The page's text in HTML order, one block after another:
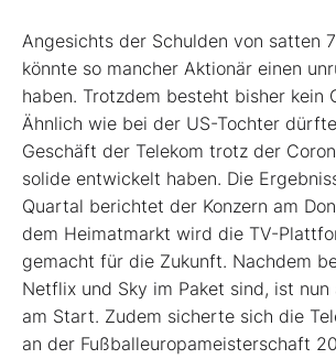
Angesichts der Schulden von satten
könnte so mancher Aktionär einen
haben. Trotzdem besteht bisher kein
Ähnlich wie bei der US-Tochter
Geschäft der Telekom trotz der
solide entwickelt haben. Die
Quartal berichtet der Konzern am
dem Heimatmarkt wird die TV-
gemacht für die Zukunft. Nachdem
Netflix und Sky im Paket sind, ist nun
am Start. Zudem sicherte sich die
an der Fußballeuropameisterschaft